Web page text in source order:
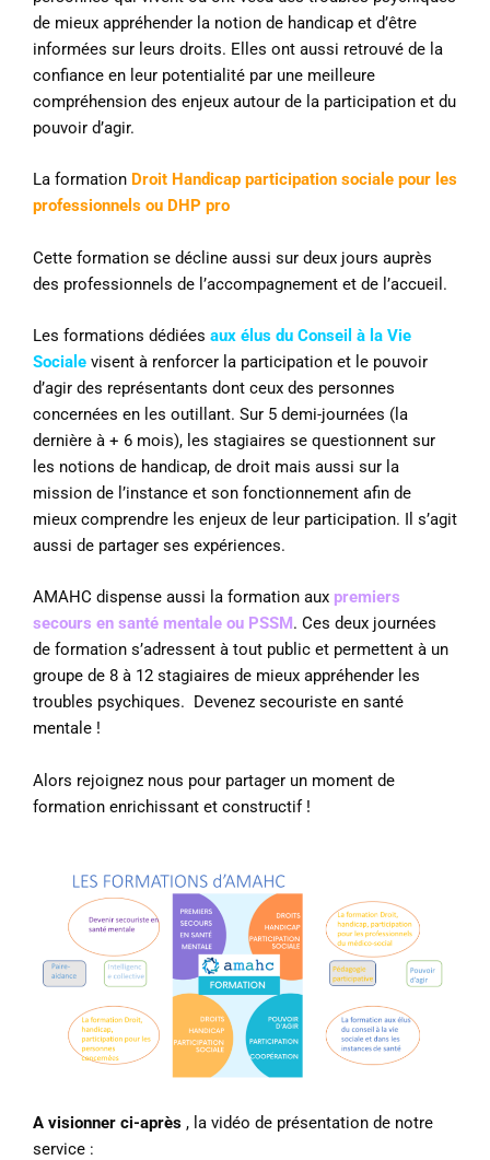
de mieux appréhender la notion de handicap et d’être
informées sur leurs droits. Elles ont aussi retrouvé de la
confiance en leur potentialité par une meilleure
compréhension des enjeux autour de la participation et du
pouvoir d’agir.
La formation Droit Handicap participation sociale pour les
professionnels ou DHP pro
Cette formation se décline aussi sur deux jours auprès
des professionnels de l’accompagnement et de l’accueil.
Les formations dédiées aux élus du Conseil à la Vie
Sociale visent à renforcer la participation et le pouvoir
d’agir des représentants dont ceux des personnes
concernées en les outillant. Sur 5 demi-journées (la
dernière à + 6 mois), les stagiaires se questionnent sur
les notions de handicap, de droit mais aussi sur la
mission de l’instance et son fonctionnement afin de
mieux comprendre les enjeux de leur participation. Il s’agit
aussi de partager ses expériences.
AMAHC dispense aussi la formation aux premiers
secours en santé mentale ou PSSM . Ces deux journées
de formation s’adressent à tout public et permettent à un
groupe de 8 à 12 stagiaires de mieux appréhender les
troubles psychiques. Devenez secouriste en santé
mentale !
Alors rejoignez nous pour partager un moment de
formation enrichissant et constructif !
A visionner ci-après , la vidéo de présentation de notre
service :